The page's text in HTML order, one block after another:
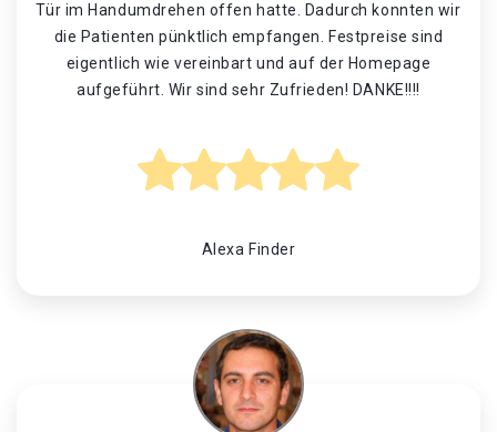
Tür im Handumdrehen offen hatte. Dadurch konnten wir
die Patienten pünktlich empfangen. Festpreise sind
eigentlich wie vereinbart und auf der Homepage
aufgeführt. Wir sind sehr Zufrieden! DANKE!!!!
Alexa Finder